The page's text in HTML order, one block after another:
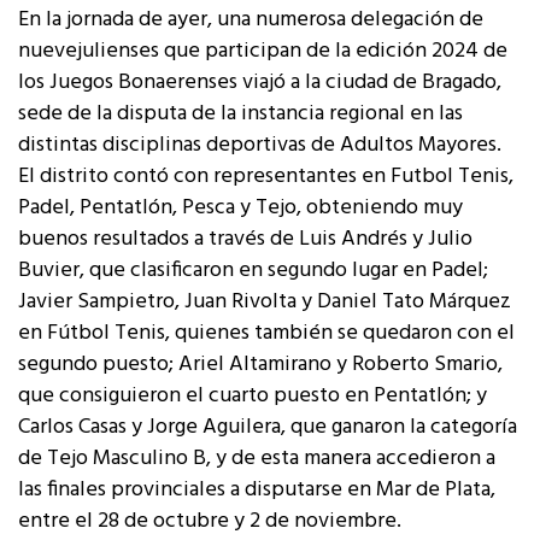
En la jornada de ayer, una numerosa delegación de
nuevejulienses que participan de la edición 2024 de
los Juegos Bonaerenses viajó a la ciudad de Bragado,
sede de la disputa de la instancia regional en las
distintas disciplinas deportivas de Adultos Mayores.
El distrito contó con representantes en Futbol Tenis,
Padel, Pentatlón, Pesca y Tejo, obteniendo muy
buenos resultados a través de Luis Andrés y Julio
Buvier, que clasificaron en segundo lugar en Padel;
Javier Sampietro, Juan Rivolta y Daniel Tato Márquez
en Fútbol Tenis, quienes también se quedaron con el
segundo puesto; Ariel Altamirano y Roberto Smario,
que consiguieron el cuarto puesto en Pentatlón; y
Carlos Casas y Jorge Aguilera, que ganaron la categoría
de Tejo Masculino B, y de esta manera accedieron a
las finales provinciales a disputarse en Mar de Plata,
entre el 28 de octubre y 2 de noviembre.